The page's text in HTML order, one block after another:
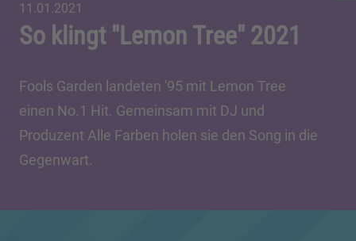
11.01.2021
So klingt "Lemon Tree" 2021
Fools Garden landeten '95 mit Lemon Tree
einen No.1 Hit. Gemeinsam mit DJ und
Produzent Alle Farben holen sie den Song in die
Gegenwart.